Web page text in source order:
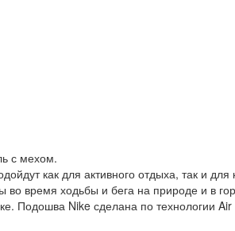
с мехом.
как для активного отдыха, так и
время ходьбы и бега на природе и в
Подошва Nike сделана по технологии